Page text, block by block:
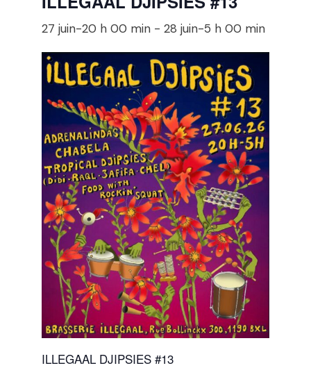
27 juin-20 h 00 min -28 juin-5 h 00 min
ILLEGAAL DJIPSIES #13